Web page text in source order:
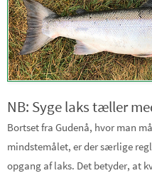
NB: Syge laks tæller
Bortset fra Gudenå, hvor man
mindstemålet, er der særlige
opgang af laks. Det betyder, at